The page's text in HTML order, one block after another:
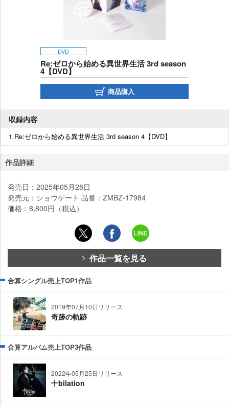
DVD
Re:ゼロから始める異世界生活 3rd season
4【DVD】
商品購入
収録内容
1.Re:ゼロから始める異世界生活 3rd season 4【DVD】
作品詳細
発売日：2025年05月28日
発売元：ショウゲート 品番：ZMBZ-17984
価格：8,800円（税込）
作品一覧を見る
合算シングル売上TOP1作品
2019年07月10日リリース
奇跡の軌跡
合算アルバム売上TOP3作品
2022年05月25日リリース
十bilation